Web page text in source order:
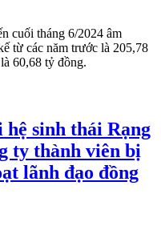
cuối tháng 6/2024 âm
từ các năm trước là 205,78
60,68 tỷ đồng.
sinh thái Rạng
ty thành viên bị
lãnh đạo đồng